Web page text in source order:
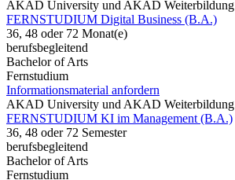
AKAD University und AKAD Weiterbildung
FERNSTUDIUM Digital Business (B.A.)
36, 48 oder 72 Monat(e)
berufsbegleitend
Bachelor of Arts
Fernstudium
Informationsmaterial anfordern
AKAD University und AKAD Weiterbildung
FERNSTUDIUM KI im Management (B.A.)
36, 48 oder 72 Semester
berufsbegleitend
Bachelor of Arts
Fernstudium